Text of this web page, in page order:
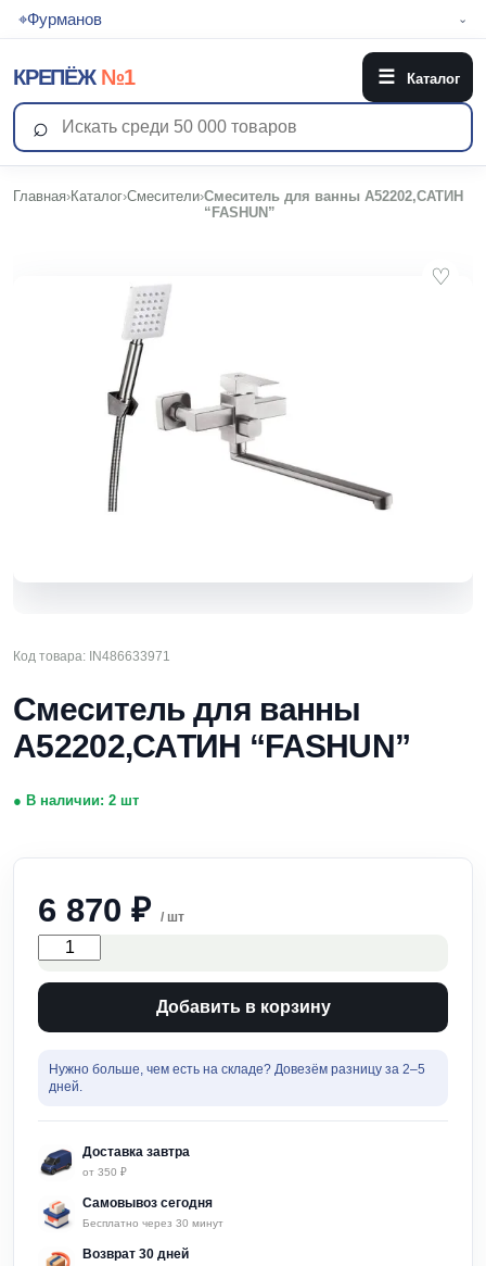
⌖Фурманов ⌄
КРЕПЁЖ №1 ☰ Каталог
⌕
Главная›Каталог›Смесители›Смеситель для ванны А52202,САТИН
“FASHUN”
♡
Код товара: IN486633971
Смеситель для ванны
А52202,САТИН “FASHUN”
● В наличии: 2 шт
6 870 ₽ / шт
Смеситель
для
ванны
А52202,САТИН
"FASHUN"
Добавить в корзину
Нужно больше, чем есть на складе? Довезём разницу за 2–5
дней.
Доставка завтра
от 350 ₽
Самовывоз сегодня
Бесплатно через 30 минут
Возврат 30 дней